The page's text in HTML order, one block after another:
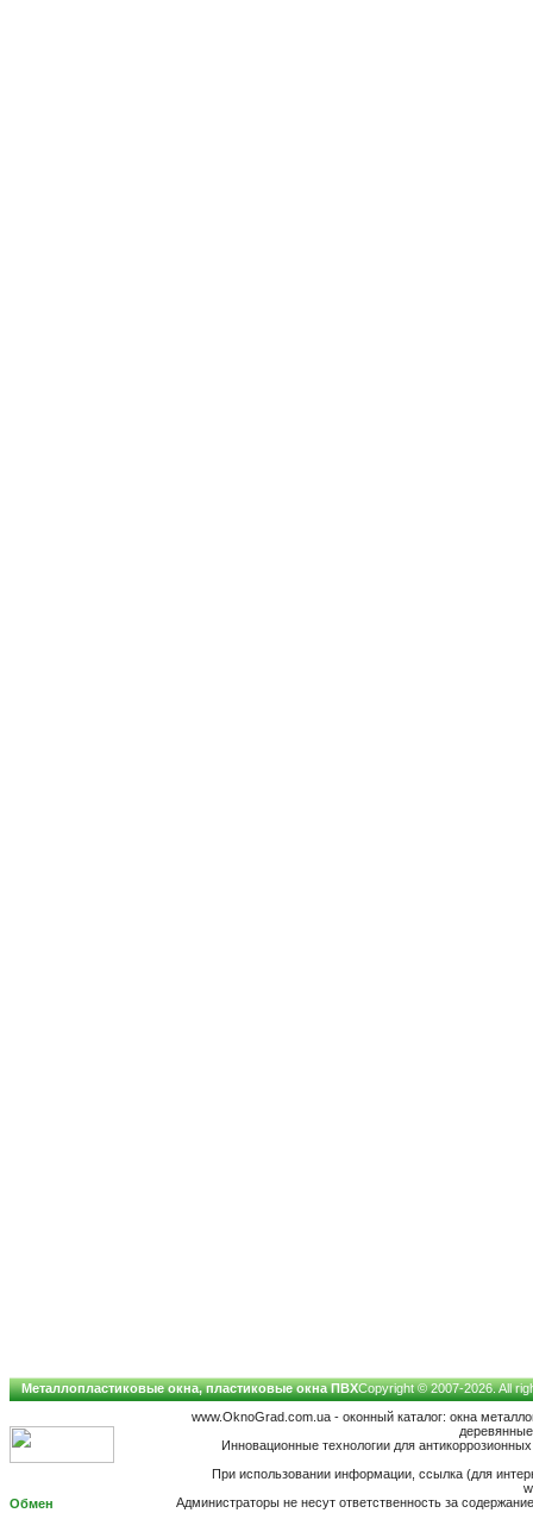
Металлопластиковые окна, пластиковые окна ПВХCopyright © 2007-2026. All
www.OknoGrad.com.ua - оконный каталог: окна
Инновационные технологии для
При использовании информации, ссылка (для
Администраторы не несут ответственность за
Обмен